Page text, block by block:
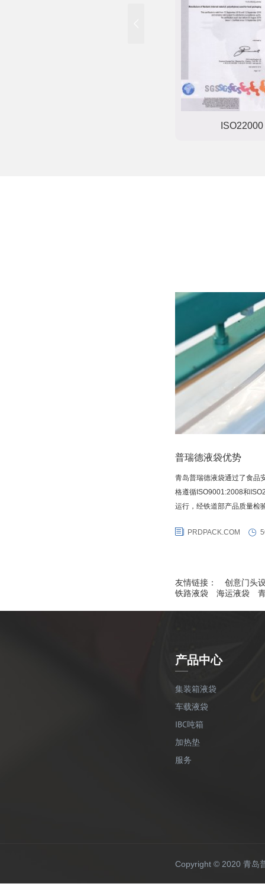
ISO22000
普瑞德液袋优势
青岛普瑞德液袋通过了食品
格遵循ISO9001:2008和
运行，经铁道部产品质量检
（TTCL）国际COA铁路撞
PRDPACK.COM
友情链接：
创意门头
铁路液袋
海运液袋
产品中心
集装箱液袋
车载液袋
IBC吨箱
加热垫
服务
Copyright © 2020 青岛